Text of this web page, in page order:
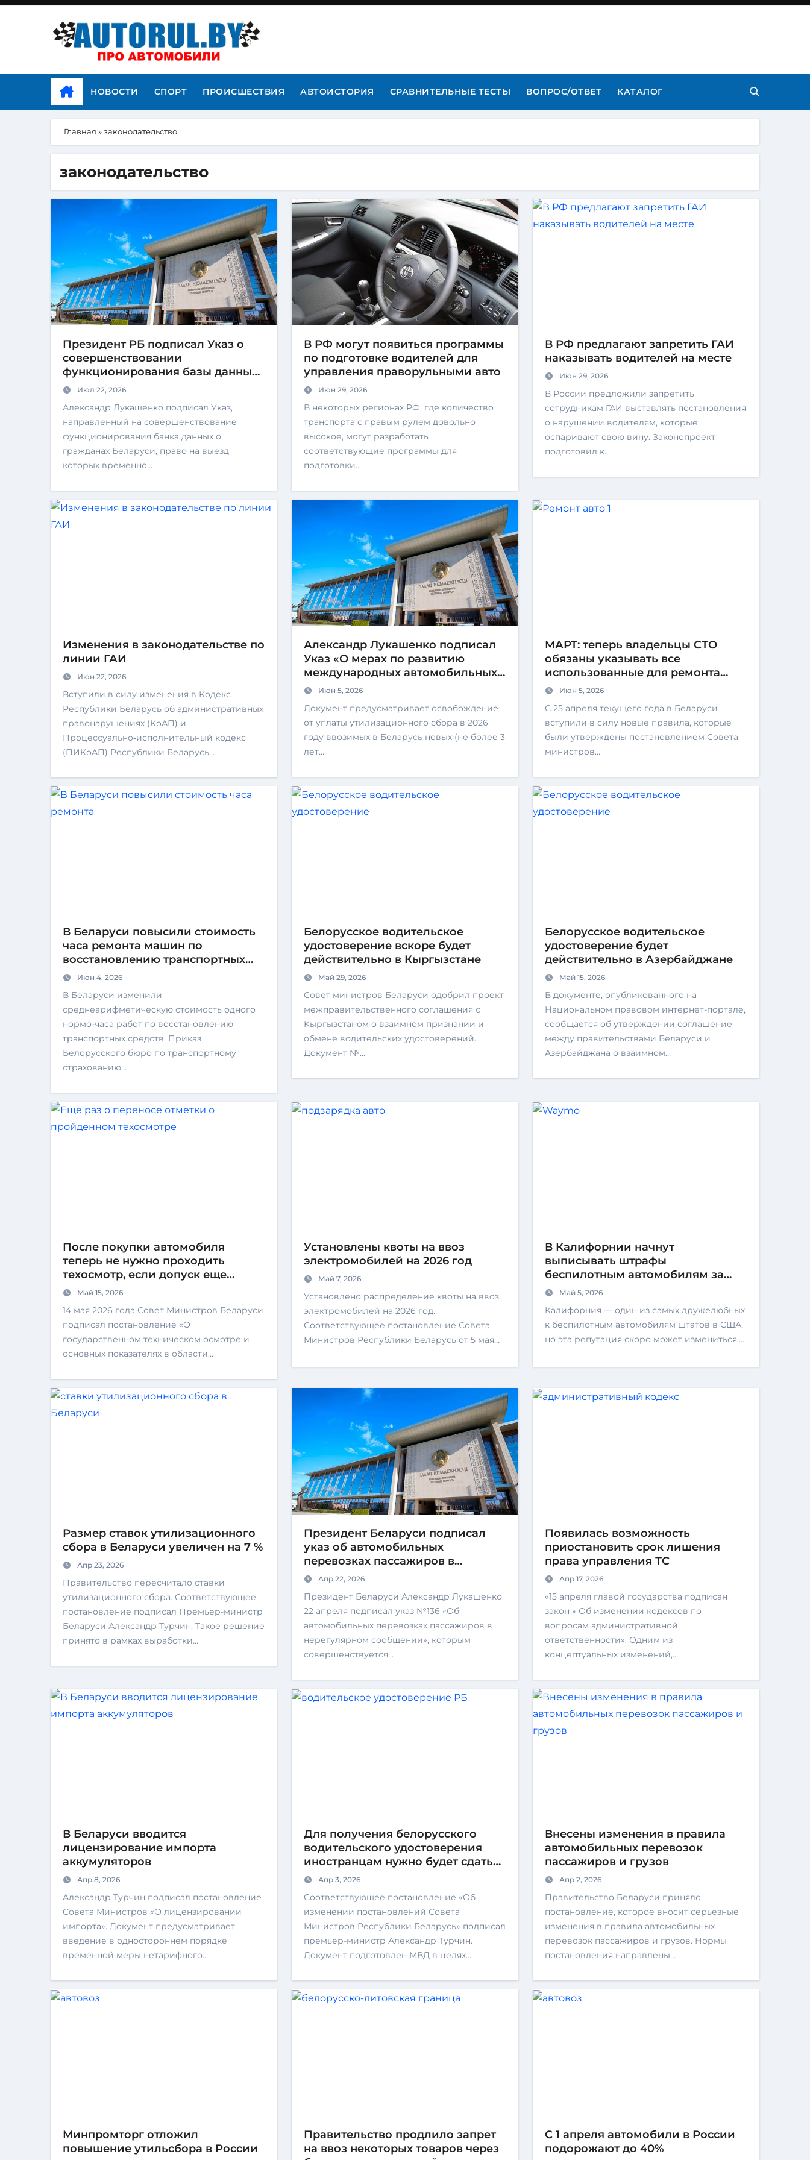
НОВОСТИ СПОРТ ПРОИСШЕСТВИЯ АВТОИСТОРИЯ СРАВНИТЕЛЬНЫЕ ТЕСТЫ ВОПРОС/ОТВЕТ КАТАЛОГ
Главная »законодательство
законодательство
Президент РБ подписал Указ о
совершенствовании
функционирования базы данных
временно невыездных граждан
Июл 22, 2026
Александр Лукашенко подписал Указ,
направленный на совершенствование
функционирования банка данных о
гражданах Беларуси, право на выезд
которых временно…
В РФ могут появиться программы
по подготовке водителей для
управления праворульными авто
Июн 29, 2026
В некоторых регионах РФ, где количество
транспорта с правым рулем довольно
высокое, могут разработать
соответствующие программы для
подготовки…
В РФ предлагают запретить ГАИ
наказывать водителей на месте
Июн 29, 2026
В России предложили запретить
сотрудникам ГАИ выставлять постановления
о нарушении водителям, которые
оспаривают свою вину. Законопроект
подготовил к…
Изменения в законодательстве по
линии ГАИ
Июн 22, 2026
Вступили в силу изменения в Кодекс
Республики Беларусь об административных
правонарушениях (КоАП) и
Процессуально‑исполнительный кодекс
(ПИКоАП) Республики Беларусь…
Александр Лукашенко подписал
Указ «О мерах по развитию
международных автомобильных
перевозок грузов».
Июн 5, 2026
Документ предусматривает освобождение
от уплаты утилизационного сбора в 2026
году ввозимых в Беларусь новых (не более 3
лет…
МАРТ: теперь владельцы СТО
обязаны указывать все
использованные для ремонта
запчасти и техжидкости и их
Июн 5, 2026
С 25 апреля текущего года в Беларуси
вступили в силу новые правила, которые
были утверждены постановлением Совета
министров…
В Беларуси повысили стоимость
часа ремонта машин по
восстановлению транспортных
средств для целей обязательного
ответственности владельцев
транспортных средств
Июн 4, 2026
В Беларуси изменили
среднеарифметическую стоимость одного
нормо-часа работ по восстановлению
транспортных средств. Приказ
Белорусского бюро по транспортному
страхованию…
Белорусское водительское
удостоверение вскоре будет
действительно в Кыргызстане
Май 29, 2026
Совет министров Беларуси одобрил проект
межправительственного соглашения с
Кыргызстаном о взаимном признании и
обмене водительских удостоверений.
Документ №…
Белорусское водительское
удостоверение будет
действительно в Азербайджане
Май 15, 2026
В документе, опубликованного на
Национальном правовом интернет-портале,
сообщается об утверждении соглашение
между правительствами Беларуси и
Азербайджана о взаимном…
После покупки автомобиля
теперь не нужно проходить
техосмотр, если допуск еще
действующий
Май 15, 2026
14 мая 2026 года Совет Министров Беларуси
подписал постановление «О
государственном техническом осмотре и
основных показателях в области…
Установлены квоты на ввоз
электромобилей на 2026 год
Май 7, 2026
Установлено распределение квоты на ввоз
электромобилей на 2026 год.
Соответствующее постановление Совета
Министров Республики Беларусь от 5 мая…
В Калифорнии начнут
выписывать штрафы
беспилотным автомобилям за
нарушения ПДД
Май 5, 2026
Калифорния — один из самых дружелюбных
к беспилотным автомобилям штатов в США,
но эта репутация скоро может измениться,…
Размер ставок утилизационного
сбора в Беларуси увеличен на 7 %
Апр 23, 2026
Правительство пересчитало ставки
утилизационного сбора. Соответствующее
постановление подписал Премьер-министр
Беларуси Александр Турчин. Такое решение
принято в рамках выработки…
Президент Беларуси подписал
указ об автомобильных
перевозках пассажиров в
нерегулярном сообщении
Апр 22, 2026
Президент Беларуси Александр Лукашенко
22 апреля подписал указ №136 «Об
автомобильных перевозках пассажиров в
нерегулярном сообщении», которым
совершенствуется…
Появилась возможность
приостановить срок лишения
права управления ТС
Апр 17, 2026
«15 апреля главой государства подписан
закон » Об изменении кодексов по
вопросам административной
ответственности». Одним из
концептуальных изменений,…
В Беларуси вводится
лицензирование импорта
аккумуляторов
Апр 8, 2026
Александр Турчин подписал постановление
Совета Министров «О лицензировании
импорта». Документ предусматривает
введение в одностороннем порядке
временной меры нетарифного…
Для получения белорусского
водительского удостоверения
иностранцам нужно будет сдать
только практический экзамен
Апр 3, 2026
Соответствующее постановление «Об
изменении постановлений Совета
Министров Республики Беларусь» подписал
премьер-министр Александр Турчин.
Документ подготовлен МВД в целях…
Внесены изменения в правила
автомобильных перевозок
пассажиров и грузов
Апр 2, 2026
Правительство Беларуси приняло
постановление, которое вносит серьезные
изменения в правила автомобильных
перевозок пассажиров и грузов. Нормы
постановления направлены…
Минпромторг отложил
повышение утильсбора в России
Правительство продлило запрет
на ввоз некоторых товаров через
С 1 апреля автомобили в России
подорожают до 40%